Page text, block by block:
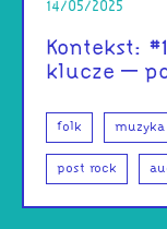
14/05/2025
Kontekst:
klucze –
folk
post rock